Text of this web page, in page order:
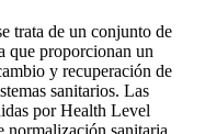
trata de un conjunto de
que proporcionan un
y recuperación de
sanitarios. Las
por Health Level
normalización sanitaria.